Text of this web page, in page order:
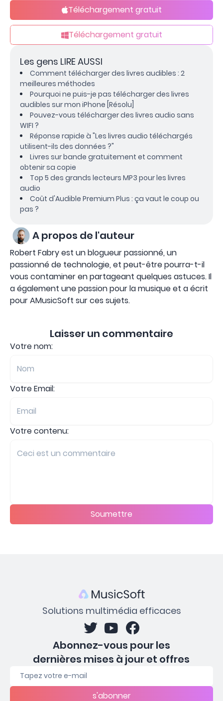
Téléchargement gratuit
Téléchargement gratuit
Les gens LIRE AUSSI
Comment télécharger des livres audibles : 2
meilleures méthodes
Pourquoi ne puis-je pas télécharger des livres
audibles sur mon iPhone [Résolu]
Pouvez-vous télécharger des livres audio sans
WIFI ?
Réponse rapide à "Les livres audio téléchargés
utilisent-ils des données ?"
Livres sur bande gratuitement et comment
obtenir sa copie
Top 5 des grands lecteurs MP3 pour les livres
audio
Coût d'Audible Premium Plus : ça vaut le coup ou
pas ?
A propos de l'auteur
Robert Fabry est un blogueur passionné, un
passionné de technologie, et peut-être pourra-t-il
vous contaminer en partageant quelques astuces. Il
a également une passion pour la musique et a écrit
pour AMusicSoft sur ces sujets.
Laisser un commentaire
Votre nom:
Votre Email:
Votre contenu:
Soumettre
Solutions multimédia efficaces
Abonnez-vous pour les
dernières mises à jour et offres
s'abonner